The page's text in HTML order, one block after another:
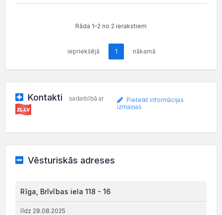
Rāda 1–2 no 2 ierakstiem
iepriekšējā 1 nākamā
Kontakti sadarbībā ar
Pieteikt informācijas
izmaiņas
Vēsturiskās adreses
Rīga, Brīvības iela 118 - 16
līdz 28.08.2025